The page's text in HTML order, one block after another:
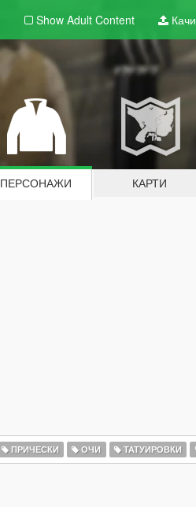
Show Adult Content Качи
ПЕРСОНАЖИ КАРТИ
ПРИЧЕСКИ ОЧИ ТАТУИРОВКИ